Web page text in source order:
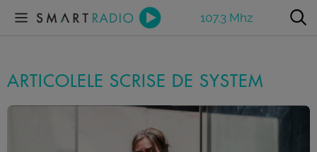
107.3 Mhz
ARTICOLELE SCRISE DE SYSTEM